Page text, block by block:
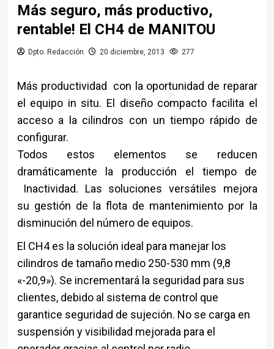
Más seguro, más productivo,
rentable! El CH4 de MANITOU
Dpto. Redacción 20 diciembre, 2013 277
Más productividad con la oportunidad de reparar
el equipo in situ. El diseño compacto facilita el
acceso a la cilindros con un tiempo rápido de
configurar.
Todos estos elementos se reducen
dramáticamente la producción el tiempo de
Inactividad. Las soluciones versátiles mejora
su gestión de la flota de mantenimiento por la
disminución del número de equipos.
El CH4 es la solución ideal para manejar los
cilindros de tamaño medio 250-530 mm (9,8
«-20,9»). Se incrementará la seguridad para sus
clientes, debido al sistema de control que
garantice seguridad de sujeción. No se carga en
suspensión y visibilidad mejorada para el